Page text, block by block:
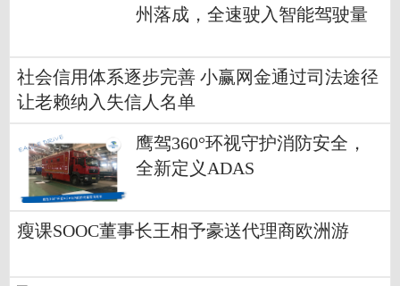
州落成，全速驶入智能驾驶量
社会信用体系逐步完善 小赢网金通过司法途径
让老赖纳入失信人名单
鹰驾360°环视守护消防安全，
全新定义ADAS
瘦课SOOC董事长王相予豪送代理商欧洲游